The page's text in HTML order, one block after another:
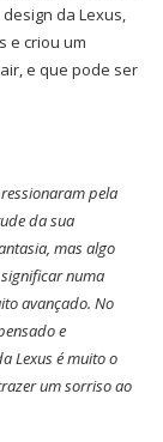
da Lexus,
e criou um
e que pode ser
pela
da sua
mas algo
numa
avançado. No
e
Lexus é muito o
um sorriso ao